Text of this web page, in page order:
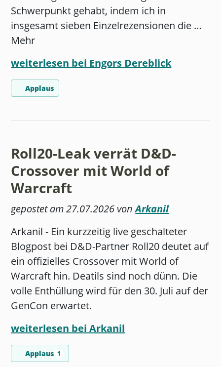
Schwerpunkt gehabt, indem ich in
insgesamt sieben Einzelrezensionen die …
Mehr
weiterlesen bei Engors Dereblick
Applaus
Roll20-Leak verrät D&D-
Crossover mit World of
Warcraft
gepostet am 27.07.2026 vonArkanil
Arkanil - Ein kurzzeitig live geschalteter
Blogpost bei D&D-Partner Roll20 deutet auf
ein offizielles Crossover mit World of
Warcraft hin. Deatils sind noch dünn. Die
volle Enthüllung wird für den 30. Juli auf der
GenCon erwartet.
weiterlesen bei Arkanil
Applaus 1